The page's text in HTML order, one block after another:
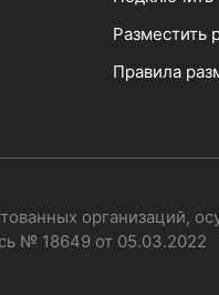
Разместить
Правила
организаций,
№ 18649 от 05.03.2022